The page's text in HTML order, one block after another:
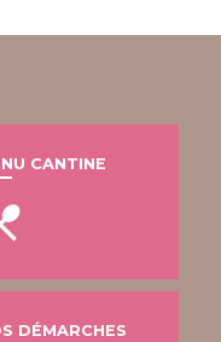
CANTINE
DÉMARCHES